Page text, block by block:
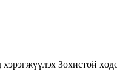
Зохистой